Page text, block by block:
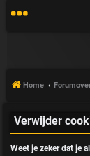
V
Home
Verwijder
Weet je zeker dat je